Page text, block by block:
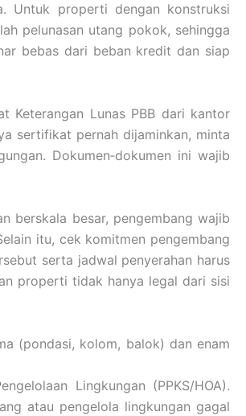
Untuk properti dengan konstruksi
pelunasan utang pokok, sehingga
bebas dari beban kredit dan siap
Keterangan Lunas PBB dari kantor
sertifikat pernah dijaminkan, minta
Dokumen‐dokumen ini wajib
berskala besar, pengembang wajib
itu, cek komitmen pengembang
serta jadwal penyerahan harus
properti tidak hanya legal dari sisi
(pondasi, kolom, balok) dan enam
Lingkungan (PPKS/HOA).
atau pengelola lingkungan gagal